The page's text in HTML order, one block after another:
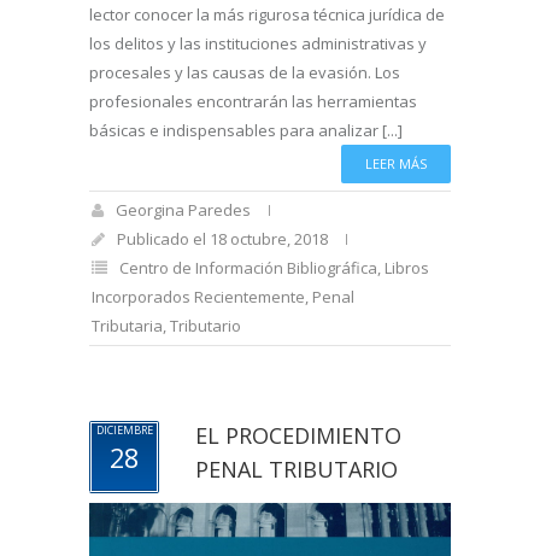
lector conocer la más rigurosa técnica jurídica de
los delitos y las instituciones administrativas y
procesales y las causas de la evasión. Los
profesionales encontrarán las herramientas
básicas e indispensables para analizar [...]
LEER MÁS
Georgina Paredes
Publicado el 18 octubre, 2018
Centro de Información Bibliográfica Libros
Incorporados Recientemente Penal
Tributaria Tributario
DICIEMBRE
28
EL PROCEDIMIENTO
PENAL TRIBUTARIO